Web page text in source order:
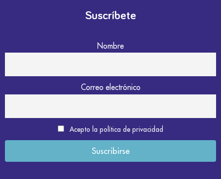
Suscríbete
Nombre
Correo electrónico
Acepto la política de privacidad